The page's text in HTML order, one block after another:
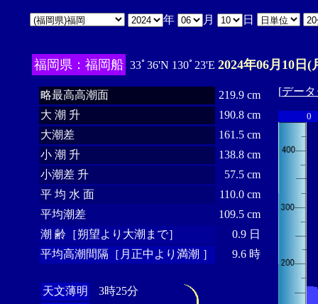
年 月 日
福岡県：福岡船 33ﾟ36'N 130ﾟ23'E 2024年06月10日(
略最高高潮面
219.9 cm
大 潮 升
190.8 cm
大潮差
161.5 cm
小 潮 升
138.8 cm
小潮差 升
57.5 cm
平 均 水 面
110.0 cm
平均潮差
109.5 cm
潮 齢［朔望より大潮まで］
0.9 日
平均高潮間隔［月正中より満潮 ］
9.6 時
天文薄明
3時25分
[デー
0